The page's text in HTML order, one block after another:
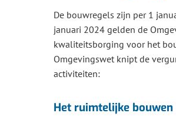
De bouwregels zijn per 1
januari 2024 gelden de
kwaliteitsborging voor het
Omgevingswet knipt de
activiteiten:
Het ruimtelijke bouwen